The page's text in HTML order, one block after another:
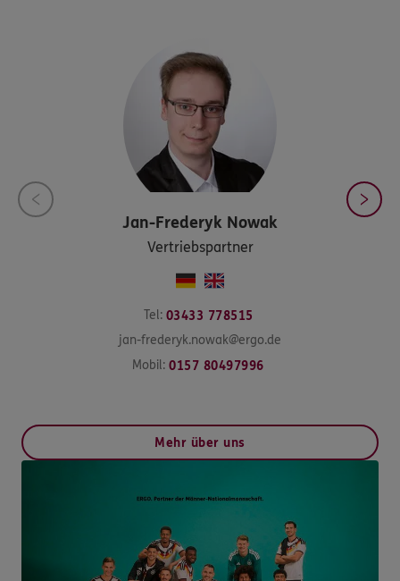
Jan-Frederyk Nowak
Vertriebspartner
Tel: 03433 778515
jan-frederyk.nowak@ergo.de
Mobil: 0157 80497996
Mehr über uns